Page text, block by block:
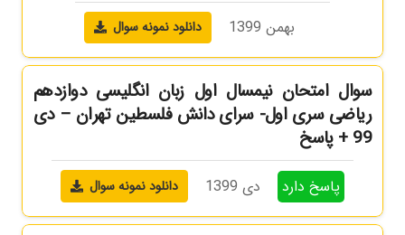
بهمن 1399 دانلود نمونه سوال
سوال امتحان نیمسال اول زبان انگلیسی دوازدهم
ریاضی سری اول- سرای دانش فلسطین تهران – دی
99 + پاسخ
پاسخ دارد دی 1399 دانلود نمونه سوال